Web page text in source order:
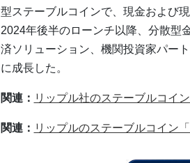
型ステーブルコインで、現金および
2024年後半のローンチ以降、分散型
済ソリューション、機関投資家パー
に成長した。
関連： リップル社のステーブルコ
関連： リップルのステーブルコイン